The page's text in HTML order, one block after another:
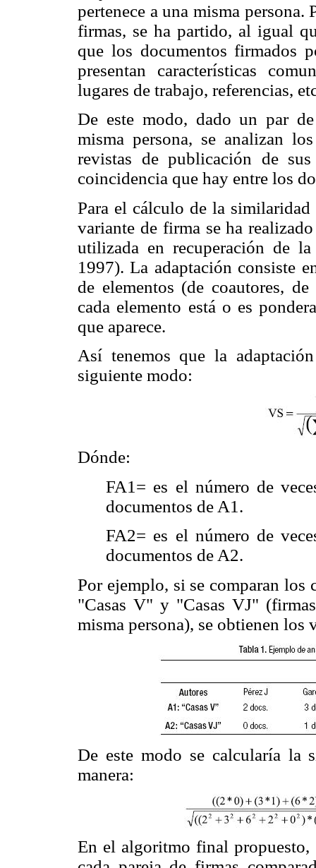
pertenece a una misma
firmas, se ha partido, al igual
que los documentos firmados
presentan características
lugares de trabajo, referencias,
De este modo, dado un par
misma persona, se analizan
revistas de publicación de
coincidencia que hay entre los
Para el cálculo de la
variante de firma se ha
utilizada en recuperación de
1997). La adaptación consiste
de elementos (de coautores,
cada elemento está o es
que aparece.
Así tenemos que la
siguiente modo:
Dónde:
FA1= es el número de
documentos de A1.
FA2= es el número de
documentos de A2.
Por ejemplo, si se comparan los
"Casas V" y "Casas VJ"
misma persona), se obtienen los
De este modo se calcularía la
manera:
En el algoritmo final propuesto,